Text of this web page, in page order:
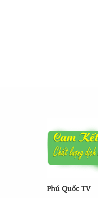
Phú Quốc TV